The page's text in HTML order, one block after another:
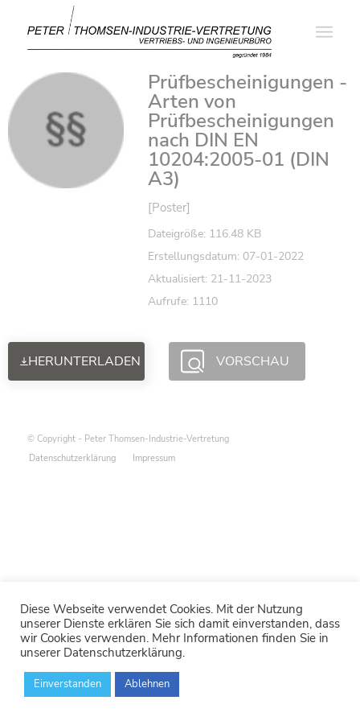
Prüfbescheinigungen -
Arten von
Prüfbescheinigungen
nach DIN EN
10204:2005-01 (DIN
A3)
[Poster]
Dateigröße: 116.48 KB
Erstellungsdatum: 07-01-2022
Aktualisiert: 21-11-2023
Aufrufe: 1110
HERUNTERLADEN VORSCHAU
© Copyright - Peter Thomsen-Industrie-Vertretung
Datenschutzerklärung
Impressum
Diese Webseite verwendet Cookies. Mit der Nutzung
unserer Dienste erklären Sie sich damit einverstanden, dass
wir Cookies verwenden. Mehr Informationen finden Sie in
unserer Datenschutzerklärung.
Einverstanden Ablehnen